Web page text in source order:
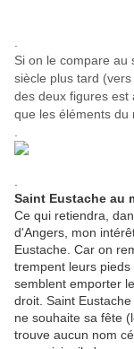
Si on le compare au
siècle plus tard
des deux figures est
que les éléments du
Saint Eustache au
Ce qui retiendra,
d'Angers, mon
Eustache. Car on
trempent leurs
semblent emporter
droit. Saint
ne souhaite sa fête
trouve aucun nom